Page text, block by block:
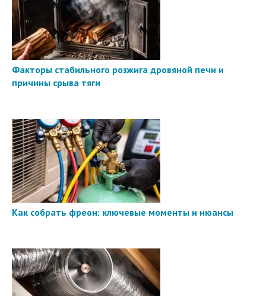
Факторы стабильного розжига дровяной печи и
причины срыва тяги
Как собрать фреон: ключевые моменты и нюансы